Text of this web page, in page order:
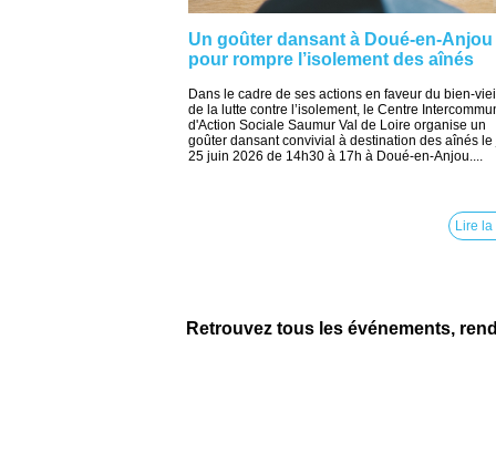
Un goûter dansant à Doué-en-Anjou
pour rompre l’isolement des aînés
Dans le cadre de ses actions en faveur du bien-
de la lutte contre l’isolement, le Centre
d'Action Sociale Saumur Val de Loire organise un
goûter dansant convivial à destination des aînés
25 juin 2026 de 14h30 à 17h à Doué-en-Anjou....
Lire la
Retrouvez tous les événements,